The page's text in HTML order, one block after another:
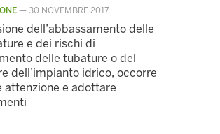
— 30 NOVEMBRE 2017
dell’abbassamento delle
e dei rischi di
delle tubature o del
dell’impianto idrico, occorre
attenzione e adottare